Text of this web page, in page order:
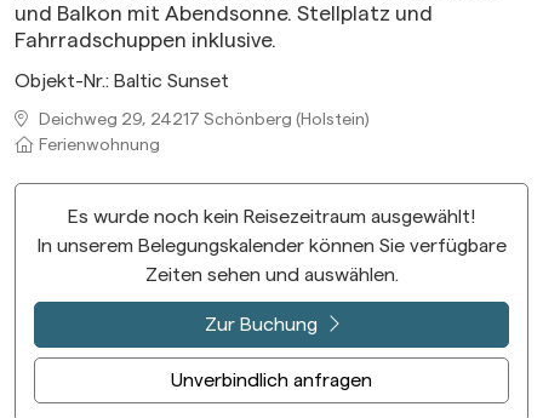
und Balkon mit Abendsonne. Stellplatz und
Fahrradschuppen inklusive.
Objekt-Nr.: Baltic Sunset
Deichweg 29, 24217 Schönberg (Holstein)
Ferienwohnung
Es wurde noch kein Reisezeitraum ausgewählt!
In unserem Belegungskalender können Sie verfügbare
Zeiten sehen und auswählen.
Zur Buchung
Unverbindlich anfragen